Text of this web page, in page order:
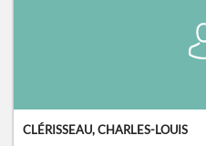
CLÉRISSEAU, CHARLES-LOUIS